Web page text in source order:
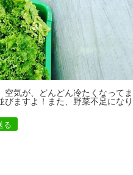
気が、どんどん冷たくなってま
ますよ！また、野菜不足になり
る